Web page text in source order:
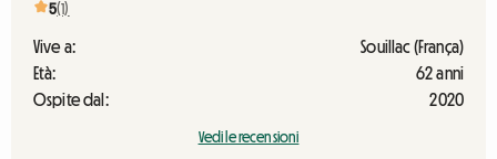
5(1)
Vive a:
Souillac (França)
Età:
62 anni
Ospite dal:
2020
Vedi le recensioni